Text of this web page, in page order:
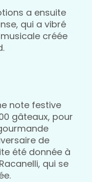
a ensuite
qui a vibré
créée
note festive
gâteaux, pour
de
été donnée à
qui se